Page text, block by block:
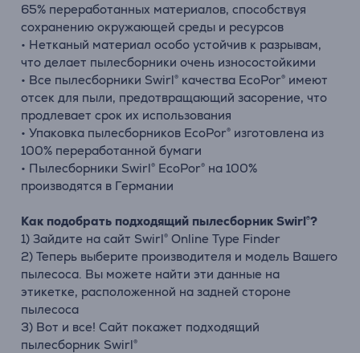
65% переработанных материалов, способствуя
сохранению окружающей среды и ресурсов
• Нетканый материал особо устойчив к разрывам,
что делает пылесборники очень износостойкими
• Все пылесборники Swirl® качества EcoPor® имеют
отсек для пыли, предотвращающий засорение, что
продлевает срок их использования
• Упаковка пылесборников EcoPor® изготовлена ​​из
100% переработанной бумаги
• Пылесборники Swirl® EcoPor® на 100%
производятся в Германии
Как подобрать подходящий пылесборник Swirl®?
1) Зайдите на сайт Swirl® Online Type Finder
2) Теперь выберите производителя и модель Вашего
пылесоса. Вы можете найти эти данные на
этикетке, расположенной на задней стороне
пылесоса
3) Вот и все! Сайт покажет подходящий
пылесборник Swirl®